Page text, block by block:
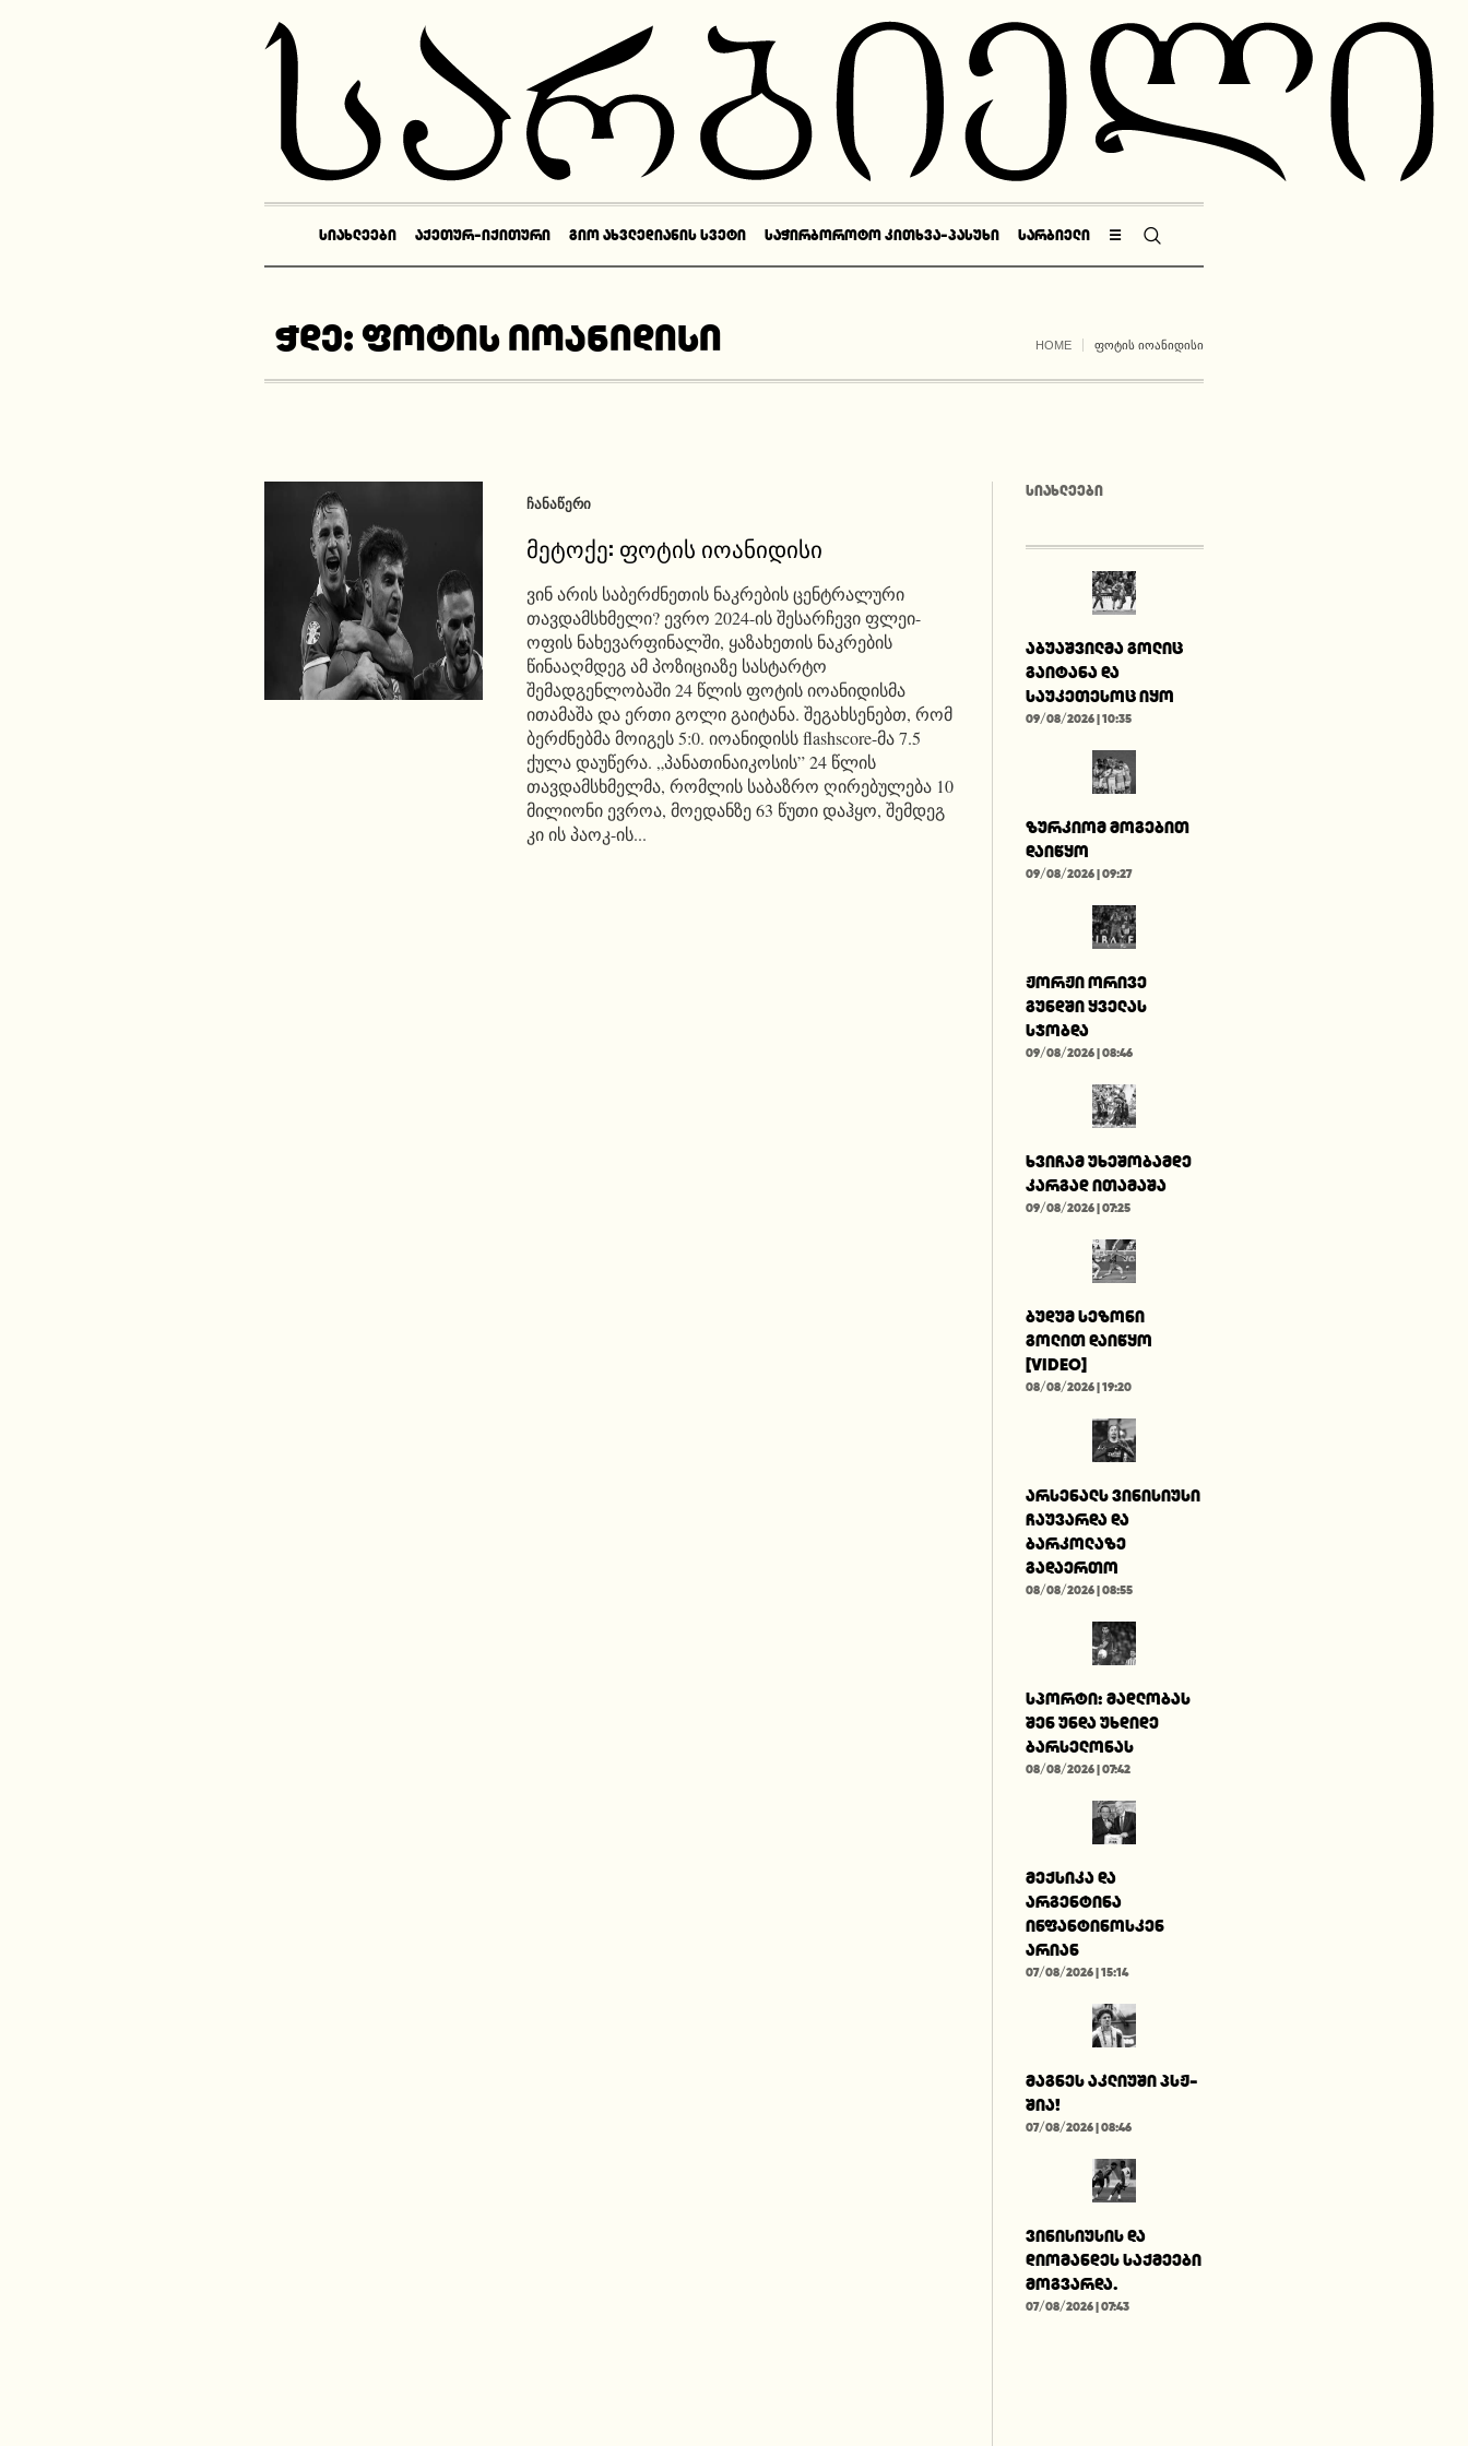
ᲡᲘᲐᲮᲚᲔᲔᲑᲘ ᲐᲥᲔᲗᲣᲠ-ᲘᲥᲘᲗᲣᲠᲘ ᲒᲘᲝ ᲐᲮᲕᲚᲔᲓᲘᲐᲜᲘᲡ ᲡᲕᲔᲢᲘ ᲡᲐᲭᲘᲠᲑᲝᲠᲝᲢᲝ ᲙᲘᲗᲮᲕᲐ-ᲞᲐᲡᲣᲮᲘ ᲡᲐᲠᲑᲘᲔᲚᲘ ☰
ჭდე:ფოტის იოანიდისი HOME ᲤᲝᲢᲘᲡ ᲘᲝᲐᲜᲘᲓᲘᲡᲘ
ᲩᲐᲜᲐᲬᲔᲠᲘ
მეტოქე: ფოტის იოანიდისი
ვინ არის საბერძნეთის ნაკრების ცენტრალური
თავდამსხმელი? ევრო 2024-ის შესარჩევი ფლეი-
ოფის ნახევარფინალში, ყაზახეთის ნაკრების
წინააღმდეგ ამ პოზიციაზე სასტარტო
შემადგენლობაში 24 წლის ფოტის იოანიდისმა
ითამაშა და ერთი გოლი გაიტანა. შეგახსენებთ, რომ
ბერძნებმა მოიგეს 5:0. იოანიდისს flashscore-მა 7.5
ქულა დაუწერა. „პანათინაიკოსის” 24 წლის
თავდამსხმელმა, რომლის საბაზრო ღირებულება 10
მილიონი ევროა, მოედანზე 63 წუთი დაჰყო, შემდეგ
კი ის პაოკ-ის...
ᲡᲘᲐᲮᲚᲔᲔᲑᲘ
აბუაშვილმა გოლიც
გაიტანა და
საუკეთესოც იყო
09/08/2026 | 10:35
ზურკიომ მოგებით
დაიწყო
09/08/2026 | 09:27
ჟორჟი ორივე
გუნდში ყველას
სჯობდა
09/08/2026 | 08:46
ხვიჩამ უხეშობამდე
კარგად ითამაშა
09/08/2026 | 07:25
ბუდუმ სეზონი
გოლით დაიწყო
[VIDEO]
08/08/2026 | 19:20
არსენალს ვინისიუსი
ჩაუვარდა და
ბარკოლაზე
გადაერთო
08/08/2026 | 08:55
სპორტი: მადლობას
შენ უნდა უხდიდე
ბარსელონას
08/08/2026 | 07:42
მექსიკა და
არგენტინა
ინფანტინოსკენ
არიან
07/08/2026 | 15:14
მაგნეს აკლიუში პსჟ-
შია!
07/08/2026 | 08:46
ვინისიუსის და
დიომანდეს საქმეები
მოგვარდა.
07/08/2026 | 07:43